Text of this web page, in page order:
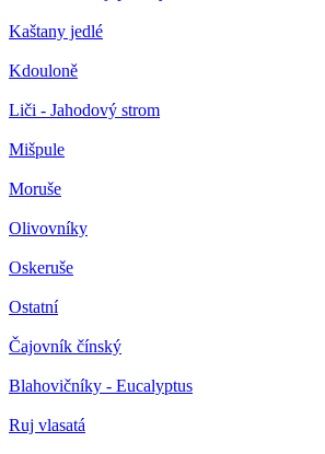
Kaštany jedlé
Kdouloně
Liči - Jahodový strom
Mišpule
Moruše
Olivovníky
Oskeruše
Ostatní
Čajovník čínský
Blahovičníky - Eucalyptus
Ruj vlasatá